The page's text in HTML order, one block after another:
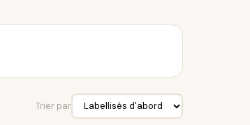
Trier par